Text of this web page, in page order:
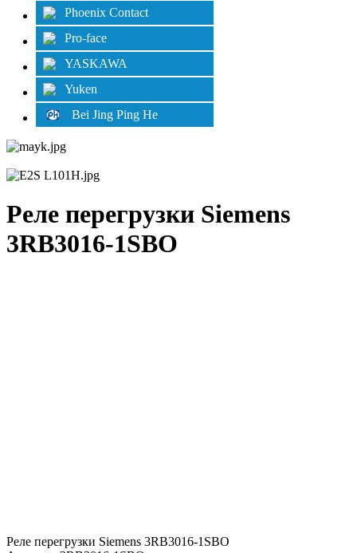
Phoenix Contact
Pro-face
YASKAWA
Yuken
Bei Jing Ping He
Реле перегрузки Siemens
3RB3016-1SBO
Реле перегрузки Siemens 3RB3016-1SBO